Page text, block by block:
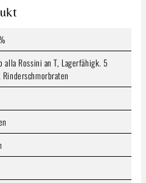
Wert ein oder
den Warenkorb
alla Rossini an T, Lagerfähigk. 5
Rinderschmorbraten